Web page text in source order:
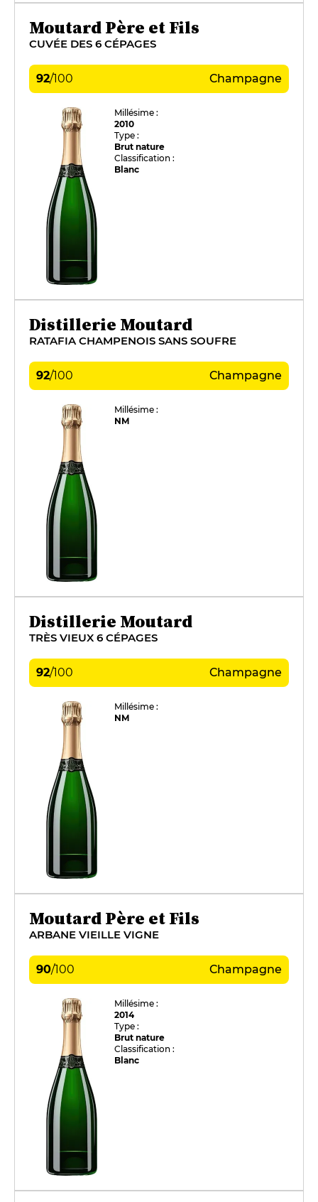
Moutard Père et Fils
CUVÉE DES 6 CÉPAGES
92/100 Champagne
Millésime :
2010
Type :
Brut nature
Classification :
Blanc
Distillerie Moutard
RATAFIA CHAMPENOIS SANS SOUFRE
92/100 Champagne
Millésime :
NM
Distillerie Moutard
TRÈS VIEUX 6 CÉPAGES
92/100 Champagne
Millésime :
NM
Moutard Père et Fils
ARBANE VIEILLE VIGNE
90/100 Champagne
Millésime :
2014
Type :
Brut nature
Classification :
Blanc